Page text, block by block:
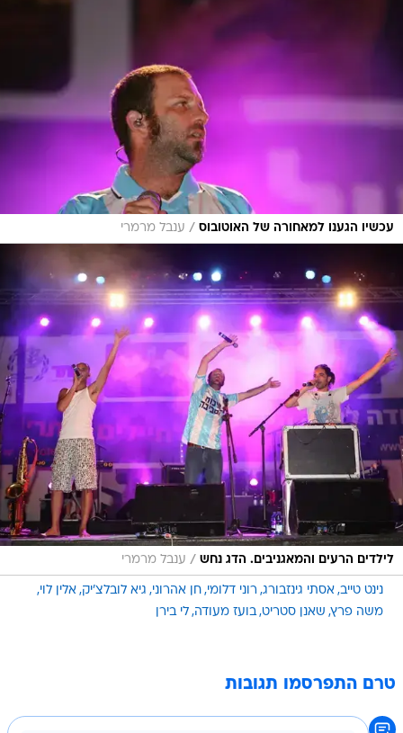
עכשיו הגענו למאחורה של האוטובוס / ענבל מרמרי
לילדים הרעים והמאגניבים. הדג נחש / ענבל מרמרי
נינט טייב אסתי גינזבורג רוני דלומי חן אהרוני גיא לובלצ'יק אלין לוי
משה פרץ שאנן סטריט בועז מעודה לי בירן
טרם התפרסמו תגובות